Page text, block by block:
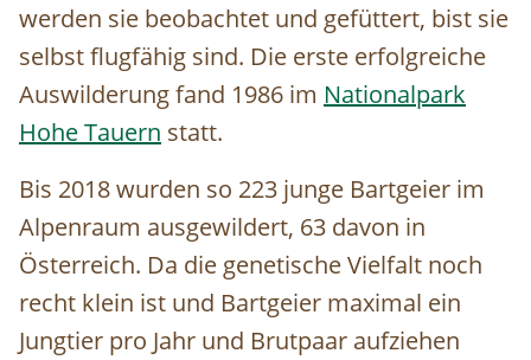
werden sie beobachtet und gefüttert, bist sie
selbst flugfähig sind. Die erste erfolgreiche
Auswilderung fand 1986 im Nationalpark
Hohe Tauern statt.
Bis 2018 wurden so 223 junge Bartgeier im
Alpenraum ausgewildert, 63 davon in
Österreich. Da die genetische Vielfalt noch
recht klein ist und Bartgeier maximal ein
Jungtier pro Jahr und Brutpaar aufziehen